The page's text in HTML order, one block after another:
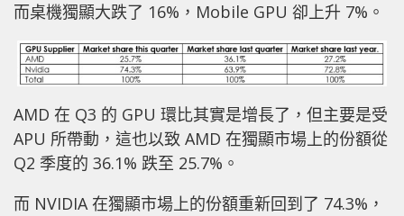
而桌機獨顯大跌了 16%，Mobile GPU 卻上升 7%。
AMD 在 Q3 的 GPU 環比其實是增長了，但主要是受
APU 所帶動，這也以致 AMD 在獨顯市場上的份額從
Q2 季度的 36.1% 跌至 25.7%。
而 NVIDIA 在獨顯市場上的份額重新回到了 74.3%，